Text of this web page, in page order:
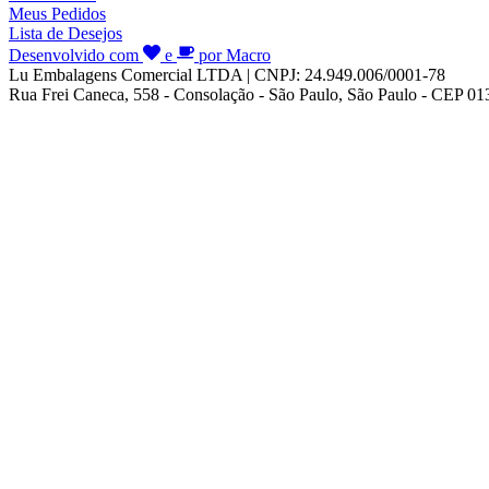
Meus Pedidos
Lista de Desejos
Desenvolvido com
e
por Macro
Lu Embalagens Comercial LTDA | CNPJ: 24.949.006/0001-78
Rua Frei Caneca, 558 - Consolação - São Paulo, São Paulo - CEP